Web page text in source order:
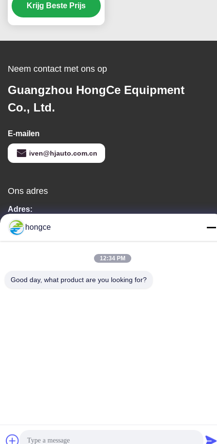
Equipment HT-I01T
Ingress Protection
4208 Standard
Krijg Beste Prijs
Neem contact met ons op
Guangzhou HongCe Equipment
Co., Ltd.
E-mailen
iven@hjauto.com.cn
Ons adres
Adres:
Nr.6-39, Yaogu-boerderij, Shibi No.3 Village, Shibi Street, Panyu
District, Guangzhou
hongce
12:34 PM
Good day, what product are you looking for?